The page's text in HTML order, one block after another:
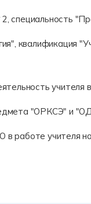
квалификация
"ОРКСЭ" и
работе учителя